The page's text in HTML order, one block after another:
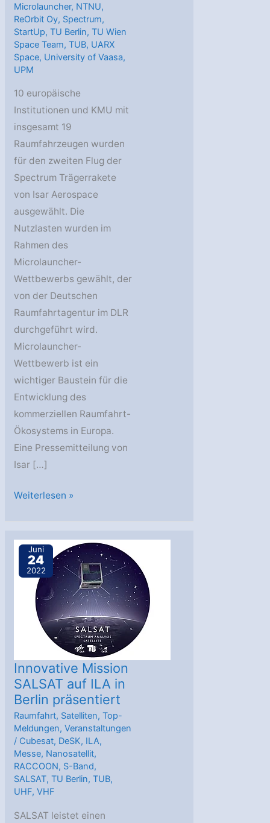
Microlauncher, NTNU,
ReOrbit Oy, Spectrum,
StartUp,TU Berlin,TU Wien
Space Team,TUB, UARX
Space, University of Vaasa,
UPM
10 europäische
Institutionen und KMU mit
insgesamt 19
Raumfahrzeugen wurden
für den zweiten Flug der
Spectrum Trägerrakete
von Isar Aerospace
ausgewählt. Die
Nutzlasten wurden im
Rahmen des
Microlauncher-
Wettbewerbs gewählt, der
von der Deutschen
Raumfahrtagentur im DLR
durchgeführt wird.
Microlauncher-
Wettbewerb ist ein
wichtiger Baustein für die
Entwicklung des
kommerziellen Raumfahrt-
Ökosystems in Europa.
Eine Pressemitteilung von
Isar […]
Isar
Deutsche
Raumfahrtagentur
im
geben
Auswahl
Nutzlasten
für
den
zweiten
Flug
der
Spectrum-
Trägerrakete
bekannt
Weiterlesen »
Juni
24
2022
Innovative Mission
SALSAT auf ILA in
Berlin präsentiert
Raumfahrt, Satelliten,Top-
Meldungen,Veranstaltungen
/ Cubesat, DeSK, ILA,
Messe, Nanosatellit,
RACCOON, S-Band,
SALSAT,TU Berlin,TUB,
UHF,VHF
SALSAT leistet einen